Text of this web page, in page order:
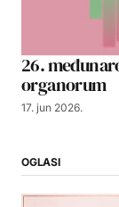
26.
organorum
17. jun 2026.
OGLASI